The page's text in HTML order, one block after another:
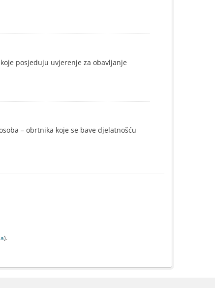
posjeduju uvjerenje za obavljanje
– obrtnika koje se bave djelatnošću
).